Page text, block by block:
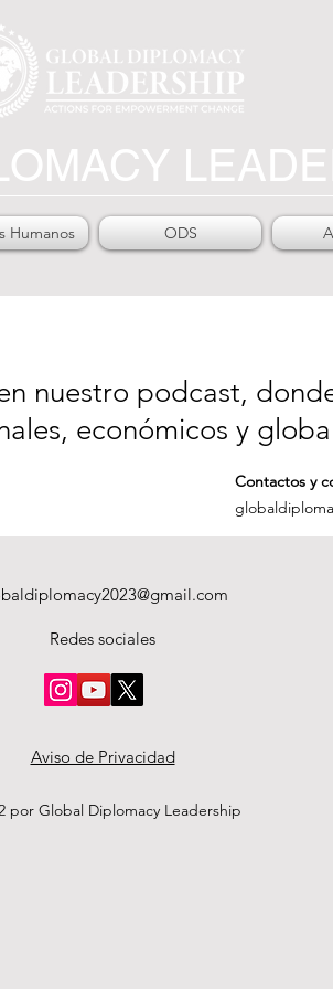
Humanos ODS
nuestro podcast,
económicos y
Contactos y
Redes sociales
Aviso de Privacidad
por Global Diplomacy Leadership